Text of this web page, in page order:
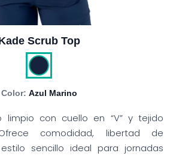
Scrub Top
Color: Azul Marino
limpio con cuello en “V” y tejido
comodidad, libertad de
sencillo ideal para jornadas